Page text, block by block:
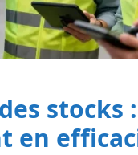
stocks
en